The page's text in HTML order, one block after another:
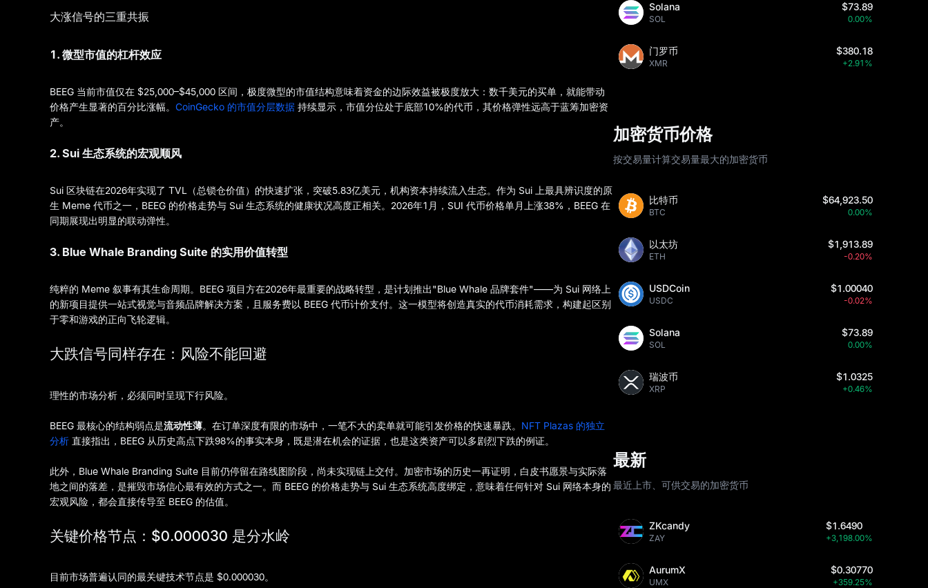
大涨信号的三重共振
1. 微型市值的杠杆效应
BEEG 当前市值仅在 $25,000–$45,000 区间，极度微型的市值结构意味着资金的边际效益被极度放大：数千美元的买单，就能带动
价格产生显著的百分比涨幅。 CoinGecko 的市值分层数据 持续显示，市值分位处于底部10%的代币，其价格弹性远高于蓝筹加密资
产。
2. Sui 生态系统的宏观顺风
Sui 区块链在2026年实现了 TVL（总锁仓价值）的快速扩张，突破5.83亿美元，机构资本持续流入生态。作为 Sui 上最具辨识度的原
生 Meme 代币之一，BEEG 的价格走势与 Sui 生态系统的健康状况高度正相关。2026年1月，SUI 代币价格单月上涨38%，BEEG 在
同期展现出明显的联动弹性。
3. Blue Whale Branding Suite 的实用价值转型
纯粹的 Meme 叙事有其生命周期。BEEG 项目方在2026年最重要的战略转型，是计划推出"Blue Whale 品牌套件"——为 Sui 网络上
的新项目提供一站式视觉与音频品牌解决方案，且服务费以 BEEG 代币计价支付。这一模型将创造真实的代币消耗需求，构建起区别
于零和游戏的正向飞轮逻辑。
大跌信号同样存在：风险不能回避
理性的市场分析，必须同时呈现下行风险。
BEEG 最核心的结构弱点是流动性薄。在订单深度有限的市场中，一笔不大的卖单就可能引发价格的快速暴跌。 NFT Plazas 的独立
分析 直接指出，BEEG 从历史高点下跌98%的事实本身，既是潜在机会的证据，也是这类资产可以多剧烈下跌的例证。
此外，Blue Whale Branding Suite 目前仍停留在路线图阶段，尚未实现链上交付。加密市场的历史一再证明，白皮书愿景与实际落
地之间的落差，是摧毁市场信心最有效的方式之一。而 BEEG 的价格走势与 Sui 生态系统高度绑定，意味着任何针对 Sui 网络本身的
宏观风险，都会直接传导至 BEEG 的估值。
关键价格节点：$0.000030 是分水岭
目前市场普遍认同的最关键技术节点是 $0.000030。
Solana
SOL
$73.89
0.00%
门罗币
XMR
$380.18
+2.91%
加密货币价格
按交易量计算交易量最大的加密货币
比特币
BTC
$64,923.50
0.00%
以太坊
ETH
$1,913.89
-0.20%
USDCoin
USDC
$1.00040
-0.02%
Solana
SOL
$73.89
0.00%
瑞波币
XRP
$1.0325
+0.46%
最新
最近上市、可供交易的加密货币
ZKcandy
ZAY
$1.6490
+3,198.00%
AurumX
UMX
$0.30770
+359.25%